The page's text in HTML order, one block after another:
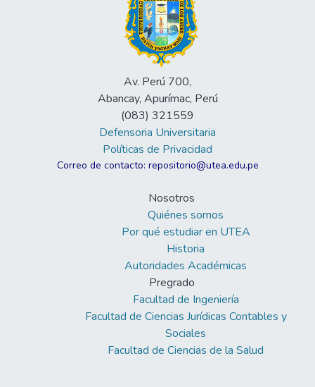
Av. Perú 700,
Abancay, Apurímac, Perú
(083) 321559
Defensoria Universitaria
Políticas de Privacidad
Correo de contacto: repositorio@utea.edu.pe
Nosotros
Quiénes somos
Por qué estudiar en UTEA
Historia
Autoridades Académicas
Pregrado
Facultad de Ingeniería
Facultad de Ciencias Jurídicas Contables y
Sociales
Facultad de Ciencias de la Salud